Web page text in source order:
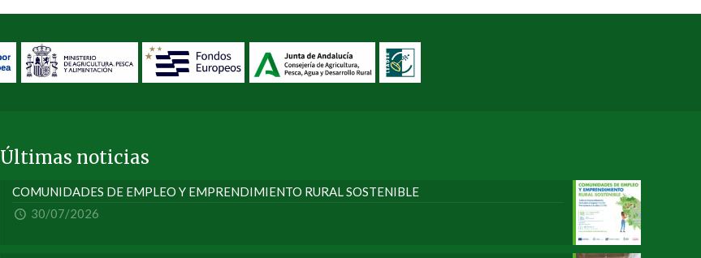
Últimas noticias
COMUNIDADES DE EMPLEO Y EMPRENDIMIENTO RURAL SOSTENIBLE
30/07/2026